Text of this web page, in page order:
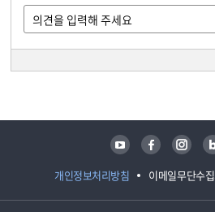
개인정보처리방침 이메일무단수
유튜브 페이스북 인스타그램 블로그